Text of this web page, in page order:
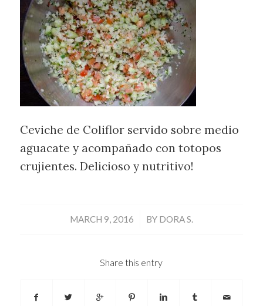
Ceviche de Coliflor servido sobre medio
aguacate y acompañado con totopos
crujientes. Delicioso y nutritivo!
MARCH 9, 2016
/ BY DORA S.
Share this entry